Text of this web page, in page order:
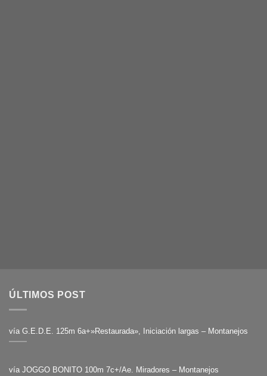
ÚLTIMOS POST
vía G.E.D.E. 125m 6a+»Restaurada», Iniciación largas – Montanejos
vía JOGGO BONITO 100m 7c+/Ae. Miradores – Montanejos